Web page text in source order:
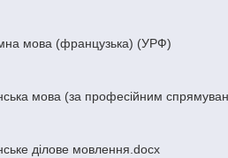
мова (французька) (УРФ)
мова (за професійним
ділове мовлення.docx